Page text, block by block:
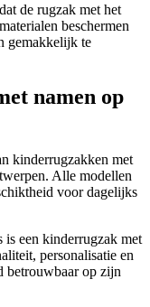
de rugzak met het
beschermen
gemakkelijk te
namen op
kinderrugzakken met
Alle modellen
voor dagelijks
een kinderrugzak met
personalisatie en
betrouwbaar op zijn